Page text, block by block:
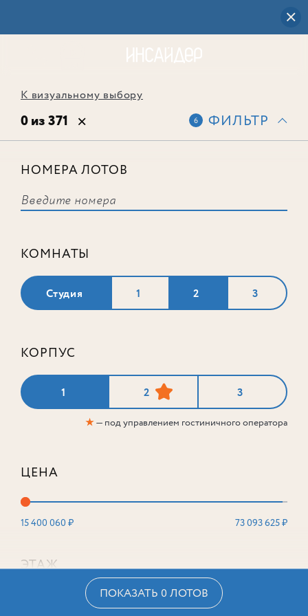
К визуальному выбору
0 из 371 6 ФИЛЬТР
НОМЕРА ЛОТОВ
КОМНАТЫ
Студия 1 2 3
КОРПУС
1 2 3
★— под управлением гостиничного оператора
ЦЕНА
15 400 060 ₽ 73 093 625 ₽
ЭТАЖ
ПОКАЗАТЬ 0 ЛОТОВ
соответствует ни одного лота